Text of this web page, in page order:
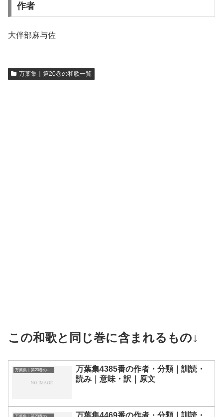
作者
大伴部麻与佐
万葉集｜第20巻の和歌一覧
この和歌と同じ巻に含まれるもの↓
万葉集｜第20巻の和歌一覧
万葉集4385番の作者・分類｜訓読・
読み｜意味・訳｜原文
万葉集｜第20巻の和歌一覧 万葉集4469番の作者・分類｜訓読・